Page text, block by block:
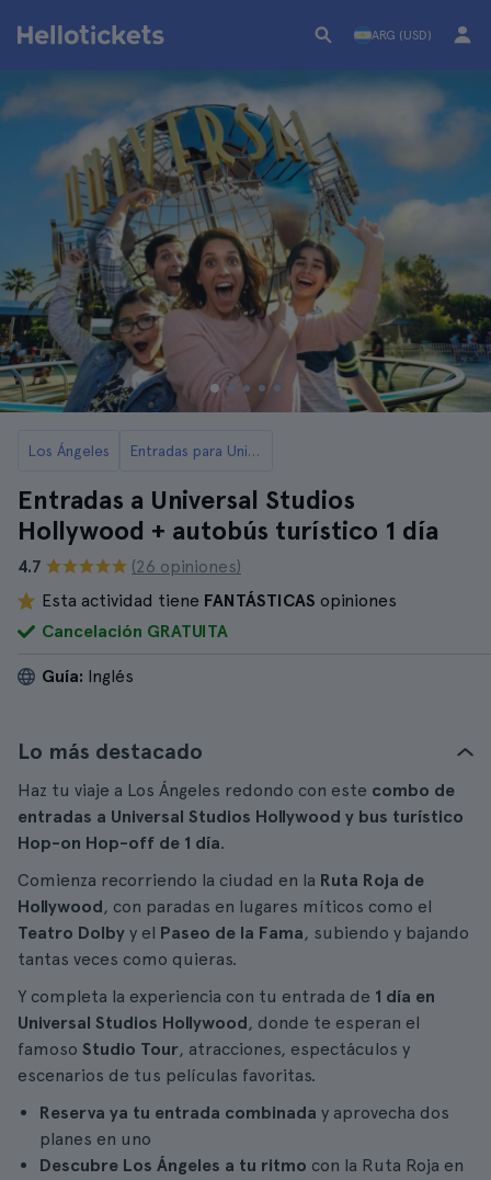
ARG (USD)
Los Ángeles Entradas para Universal Studios Hollywood en Los Ángeles
Entradas a Universal Studios
Hollywood + autobús turístico 1 día
4.7
(26 opiniones)
Esta actividad tiene FANTÁSTICAS opiniones
Cancelación GRATUITA
Guía: Inglés
Lo más destacado
Haz tu viaje a Los Ángeles redondo con este combo de
entradas a Universal Studios Hollywood y bus turístico
Hop-on Hop-off de 1 día.
Comienza recorriendo la ciudad en la Ruta Roja de
Hollywood, con paradas en lugares míticos como el
Teatro Dolby y el Paseo de la Fama, subiendo y bajando
tantas veces como quieras.
Y completa la experiencia con tu entrada de 1 día en
Universal Studios Hollywood, donde te esperan el
famoso Studio Tour, atracciones, espectáculos y
escenarios de tus películas favoritas.
Reserva ya tu entrada combinada y aprovecha dos
planes en uno
Descubre Los Ángeles a tu ritmo con la Ruta Roja en